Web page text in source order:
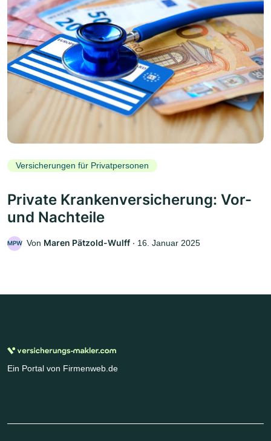
Versicherungen für Privatpersonen
Private Krankenversicherung: Vor-
und Nachteile
MPW Von Maren Pätzold-Wulff ‧ 16. Januar 2025
Ein Portal von Firmenweb.de